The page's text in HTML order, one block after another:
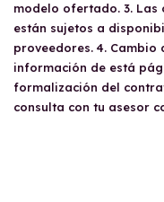
modelo ofertado. 3. Las
están sujetos a
proveedores. 4. Cambio
información de está
formalización del
consulta con tu asesor